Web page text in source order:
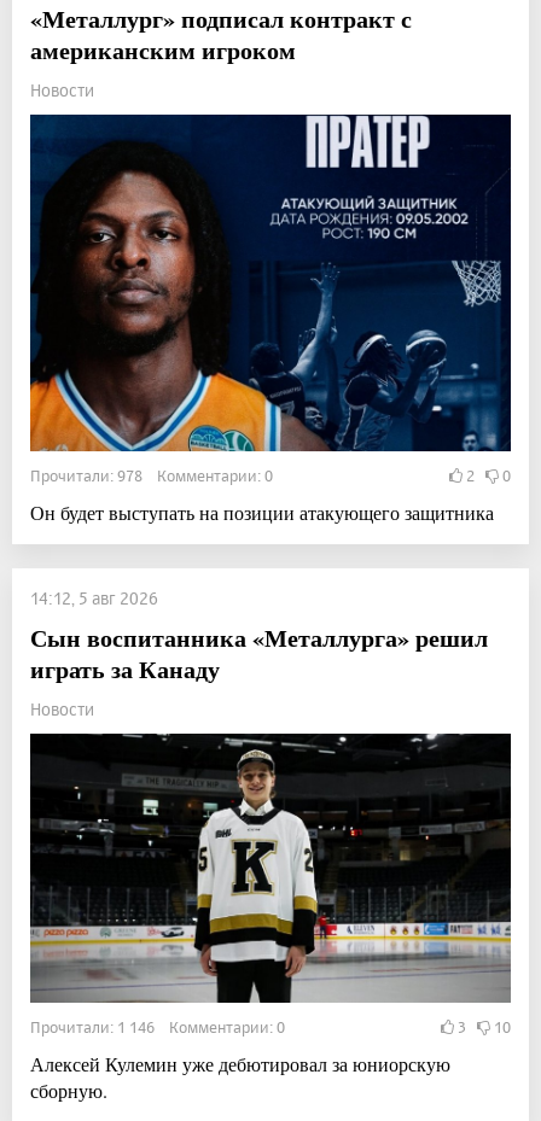
«Металлург» подписал контракт с
американским игроком
Новости
Прочитали: 978 Комментарии: 0 2 0
Он будет выступать на позиции атакующего защитника
14:12, 5 авг 2026
Сын воспитанника «Металлурга» решил
играть за Канаду
Новости
Прочитали: 1 146 Комментарии: 0 3 10
Алексей Кулемин уже дебютировал за юниорскую
сборную.